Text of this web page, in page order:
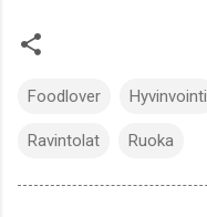
Foodlover Hyvinvointi
Ravintolat Ruoka